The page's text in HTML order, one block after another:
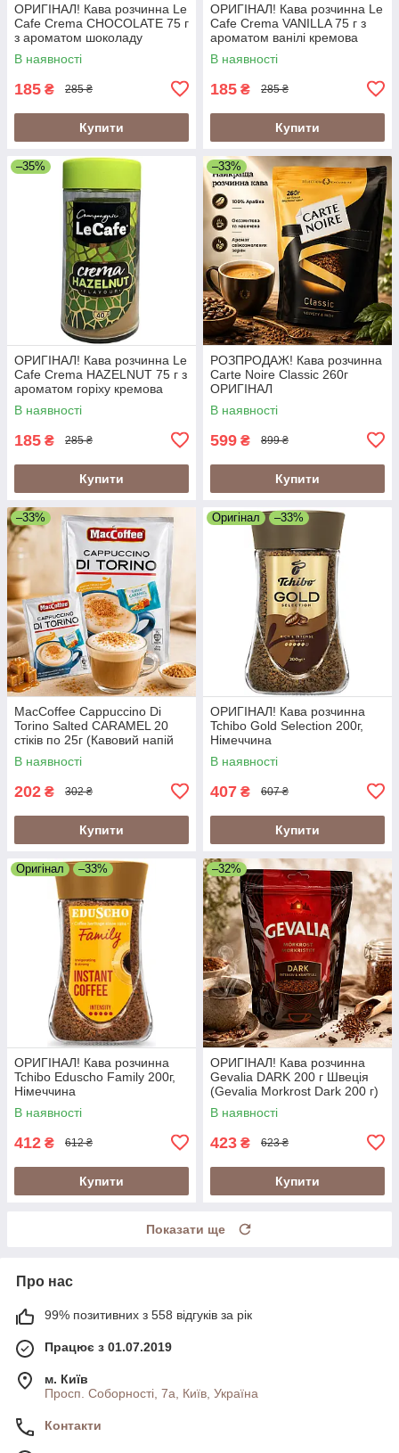
ОРИГІНАЛ! Кава розчинна Le
Cafe Crema CHOCOLATE 75 г
з ароматом шоколаду
кремова кава
В наявності
185 ₴ 285 ₴
Купити
ОРИГІНАЛ! Кава розчинна Le
Cafe Crema VANILLA 75 г з
ароматом ванілі кремова
кава
В наявності
185 ₴ 285 ₴
Купити
–35%
ОРИГІНАЛ! Кава розчинна Le
Cafe Crema HAZELNUT 75 г з
ароматом горіху кремова
кава
В наявності
185 ₴ 285 ₴
Купити
–33%
РОЗПРОДАЖ! Кава розчинна
Carte Noire Classic 260г
ОРИГІНАЛ
В наявності
599 ₴ 899 ₴
Купити
–33%
MacCoffee Cappuccino Di
Torino Salted CARAMEL 20
стіків по 25г (Кавовий напій
Maccoffee di Torino Солона
Карамель)
В наявності
202 ₴ 302 ₴
Купити
Оригінал –33%
ОРИГІНАЛ! Кава розчинна
Tchibo Gold Selection 200г,
Німеччина
В наявності
407 ₴ 607 ₴
Купити
Оригінал –33%
ОРИГІНАЛ! Кава розчинна
Tchibo Eduscho Family 200г,
Німеччина
В наявності
412 ₴ 612 ₴
Купити
–32%
ОРИГІНАЛ! Кава розчинна
Gevalia DARK 200 г Швеція
(Gevalia Morkrost Dark 200 г)
В наявності
423 ₴ 623 ₴
Купити
Показати ще
Про нас
99% позитивних з 558 відгуків за рік
Працює з 01.07.2019
м. Київ
Просп. Соборності, 7а, Київ, Україна
Контакти